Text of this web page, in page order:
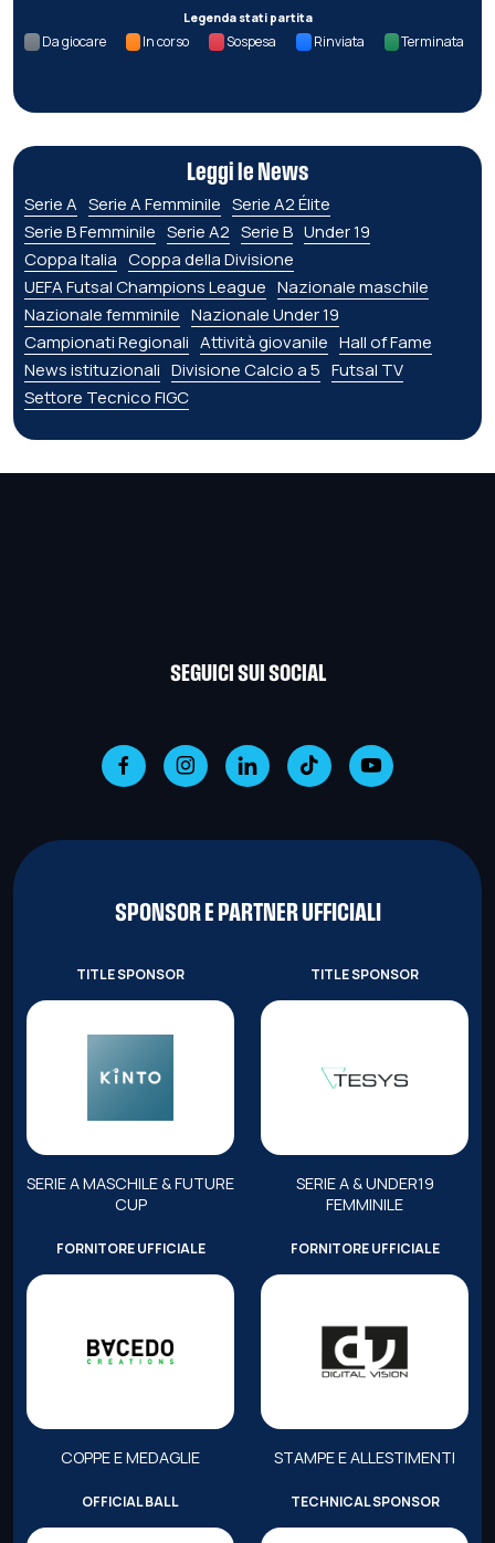
Legenda stati partita
Da giocare In corso Sospesa Rinviata Terminata
Leggi le News
Serie A Serie A Femminile Serie A2 Élite
Serie B Femminile Serie A2 Serie B Under 19
Coppa Italia Coppa della Divisione
UEFA Futsal Champions League Nazionale maschile
Nazionale femminile Nazionale Under 19
Campionati Regionali Attività giovanile Hall of Fame
News istituzionali Divisione Calcio a 5 Futsal TV
Settore Tecnico FIGC
SEGUICI SUI SOCIAL
SPONSOR E PARTNER UFFICIALI
TITLE SPONSOR
SERIE A MASCHILE & FUTURE
CUP
TITLE SPONSOR
SERIE A & UNDER19
FEMMINILE
FORNITORE UFFICIALE
COPPE E MEDAGLIE
FORNITORE UFFICIALE
STAMPE E ALLESTIMENTI
OFFICIAL BALL TECHNICAL SPONSOR